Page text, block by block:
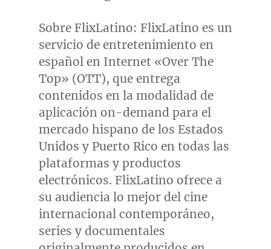
Sobre FlixLatino: FlixLatino es un
servicio de entretenimiento en
español en Internet «Over The
Top» (OTT), que entrega
contenidos en la modalidad de
aplicación on-demand para el
mercado hispano de los Estados
Unidos y Puerto Rico en todas las
plataformas y productos
electrónicos. FlixLatino ofrece a
su audiencia lo mejor del cine
internacional contemporáneo,
series y documentales